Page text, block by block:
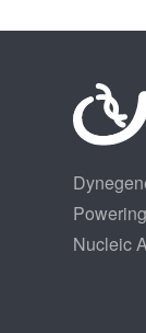
Nucleic